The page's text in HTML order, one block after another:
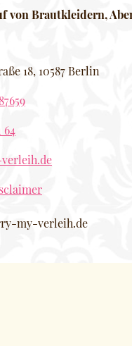
von Brautkleidern,
18, 10587 Berlin
64
my-verleih.de